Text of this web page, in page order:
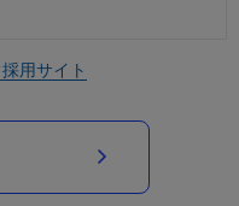
採用サイト